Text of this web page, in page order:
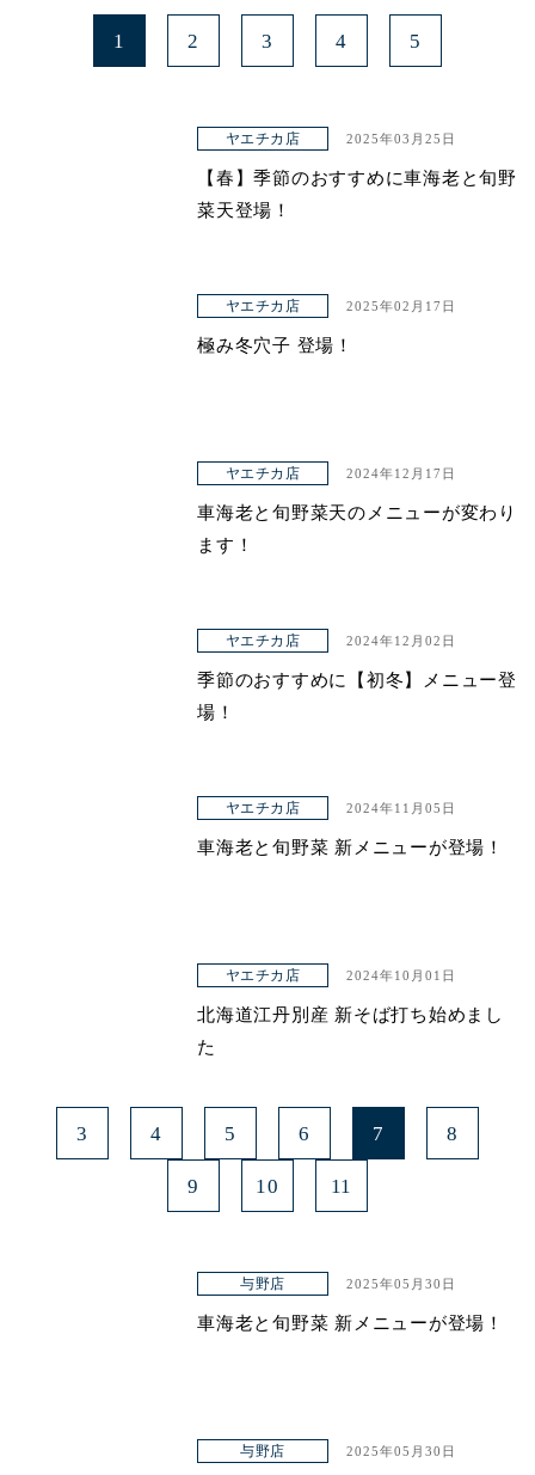
1 2 3 4 5
ヤエチカ店 2025年03月25日
【春】季節のおすすめに車海老と旬野
菜天登場！
ヤエチカ店 2025年02月17日
極み冬穴子 登場！
ヤエチカ店 2024年12月17日
車海老と旬野菜天のメニューが変わり
ます！
ヤエチカ店 2024年12月02日
季節のおすすめに【初冬】メニュー登
場！
ヤエチカ店 2024年11月05日
車海老と旬野菜 新メニューが登場！
ヤエチカ店 2024年10月01日
北海道江丹別産 新そば打ち始めまし
た
3 4 5 6 7 8
9 10 11
与野店 2025年05月30日
車海老と旬野菜 新メニューが登場！
与野店 2025年05月30日